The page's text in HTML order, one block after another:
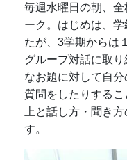
毎週水曜日の朝、
ーク。はじめは、
たが、3学期からは
グループ対話に取
なお題に対して自
質問をしたりする
上と話し方・聞き
す。